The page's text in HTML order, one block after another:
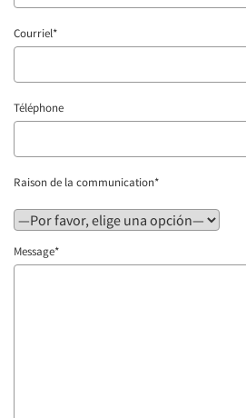
Courriel*
Téléphone
Raison de la communication*
Message*